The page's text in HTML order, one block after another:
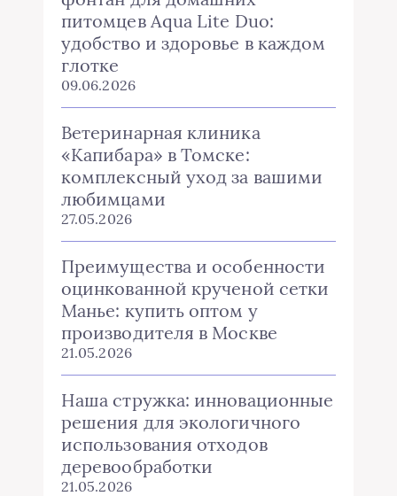
питомцев Aqua Lite Duo:
удобство и здоровье в каждом
глотке
09.06.2026
Ветеринарная клиника
«Капибара» в Томске:
комплексный уход за вашими
любимцами
27.05.2026
Преимущества и особенности
оцинкованной крученой сетки
Манье: купить оптом у
производителя в Москве
21.05.2026
Наша стружка: инновационные
решения для экологичного
использования отходов
деревообработки
21.05.2026